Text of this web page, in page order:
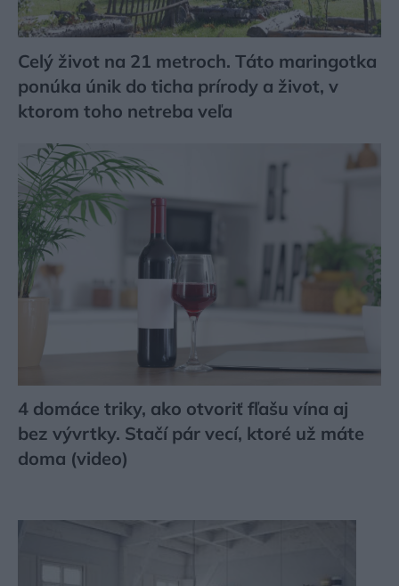
Celý život na 21 metroch. Táto maringotka
ponúka únik do ticha prírody a život, v
ktorom toho netreba veľa
4 domáce triky, ako otvoriť fľašu vína aj
bez vývrtky. Stačí pár vecí, ktoré už máte
doma (video)